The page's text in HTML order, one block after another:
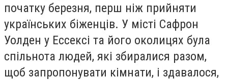
початку березня, перш ніж прийняти
українських біженців. У місті Сафрон
Уолден у Ессексі та його околицях була
спільнота людей, які збиралися разом,
щоб запропонувати кімнати, і здавалося,